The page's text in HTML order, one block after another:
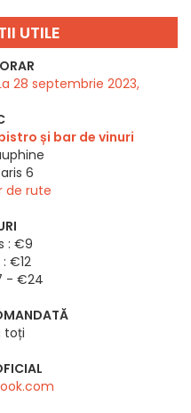
UTILE
28 septembrie 2023,
și bar de vinuri
6
de rute
: €9
€12
- €24
toți